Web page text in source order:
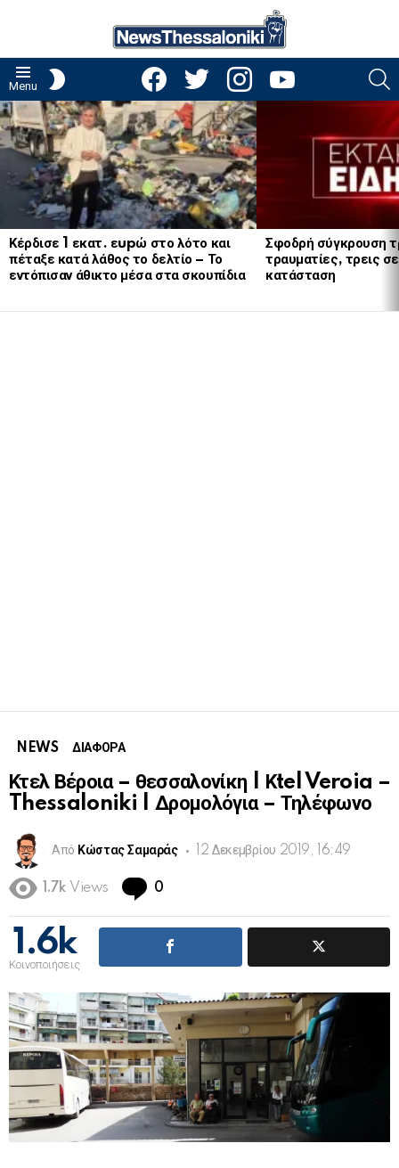
Menu
facebooktwitter instagramyoutube
LATEST
STORIES
Κέρδισε 1 εκατ. εupώ στο λότο και
πέταξε κατά λάθος το δελτίο – Το
εντόπισαν άθικτο μέσα στα σκουπίδια
Σφοδρή σύγκρουση
τραυματίες, τρεις
κατάσταση
NEWS ΔΙΑΦΟΡΑ
Κτελ Βέροια – θεσσαλονίκη | Κtel Veroia –
Thessaloniki | Δρομολόγια – Τηλέφωνο
Από Κώστας Σαμαράς 12 Δεκεμβρίου 2019, 16:49
1.7k Views 0
1.6k
Κοινοποιήσεις